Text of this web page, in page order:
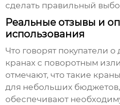
сделать правильный
Реальные отзывы и
использования
Что говорят покупатели о
кранах с поворотным
отмечают, что такие
для небольших
обеспечивают